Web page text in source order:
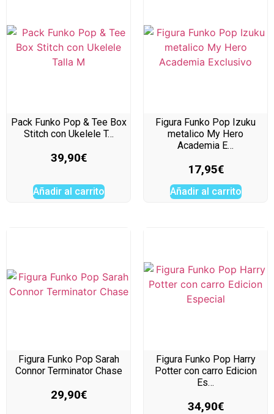
Pack Funko Pop & Tee Box
Stitch con Ukelele T…
39,90€
Añadir al carrito
Figura Funko Pop Izuku
metalico My Hero
Academia E…
17,95€
Añadir al carrito
Figura Funko Pop Sarah
Connor Terminator Chase
29,90€
Figura Funko Pop Harry
Potter con carro Edicion
Es…
34,90€